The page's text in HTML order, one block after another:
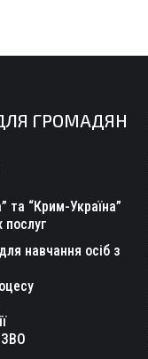
ГРОМАДЯН
та “Крим-Україна”
послуг
навчання осіб з
ЗВО